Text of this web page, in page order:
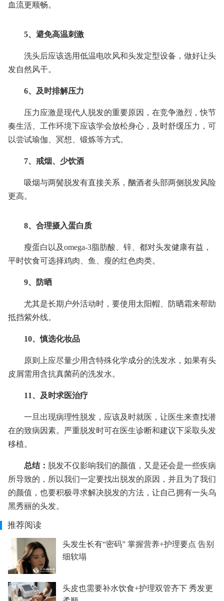
血流更顺畅。
5、避免高温刺激
洗头后应该选用低温电吹风和头发定型设备，做好让头
发自然风干。
6、及时排解压力
压力应激是现代人脱发的重要原因，在竞争激烈，快节
奏生活、工作环境下应该学会放松身心，及时舒缓压力，可
以尝试瑜伽、冥想、锻炼等方式。
7、戒烟、少饮酒
吸烟与两鬓脱发有直接关系，酗酒者头部两侧脱发风险
更高。
8、合理摄入蛋白质
瘦蛋白以及omega-3脂肪酸、锌、都对头发健康有益，
平时饮食可选择鸡肉、鱼、瘦的红色肉类。
9、防晒
尤其是长期户外活动时，要使用太阳帽、防晒霜来帮助
抵挡紫外线。
10、慎选化妆品
原则上应尽量少用含特殊化学成分的洗发水，如果有头
皮屑需用含抗真菌药的洗发水。
11、及时求医治疗
一旦出现病理性脱发，应该及时就医，让医生来查找潜
在的致病因素。严重脱发时可在医生诊断和建议下采取头发
移植。
总结： 脱发不仅影响我们的颜值，又是还会是一些疾病
所导致的，所以我们一定要找出脱发的原因，并且为了我们
的颜值，也要积极寻求解决脱发的方法，让自己拥有一头乌
黑秀丽的头发。
推荐阅读
头发生长有“密码” 掌握营养+护理要点 告别
细软塌
头皮也需要补水饮食+护理双管齐下 秀发更